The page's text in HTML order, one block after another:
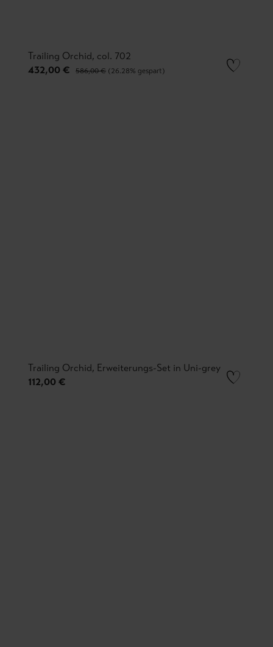
Trailing Orchid, col. 702
432,00 €
586,00 € (26.28% gespart)
Trailing Orchid, Erweiterungs-Set in Uni-grey
112,00 €